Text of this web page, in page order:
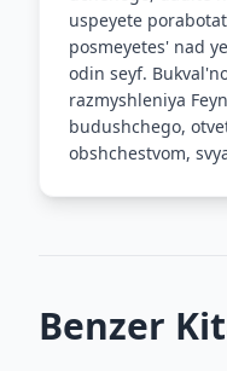
uspeyete
posmeyetes' nad
odin seyf.
razmyshleniya
budushchego,
obshchestvom,
Benzer